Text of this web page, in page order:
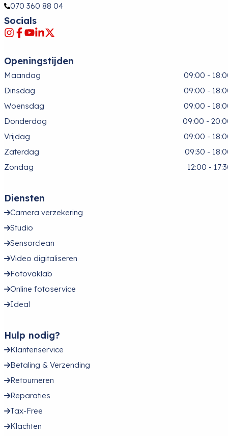
070 360 88 04
Socials
Openingstijden
Maandag
09:00 -
Dinsdag
09:00 -
Woensdag
09:00 -
Donderdag
09:00 -
Vrijdag
09:00 -
Zaterdag
09:30 -
Zondag
12:00 -
Diensten
Camera verzekering
Studio
Sensorclean
Video digitaliseren
Fotovaklab
Online fotoservice
Ideal
Hulp nodig?
Klantenservice
Betaling & Verzending
Retourneren
Reparaties
Tax-Free
Klachten